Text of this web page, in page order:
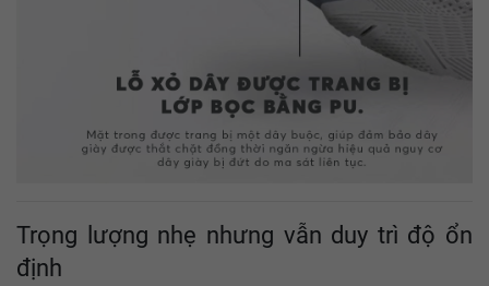
Trọng lượng nhẹ nhưng vẫn duy trì độ ổn
định